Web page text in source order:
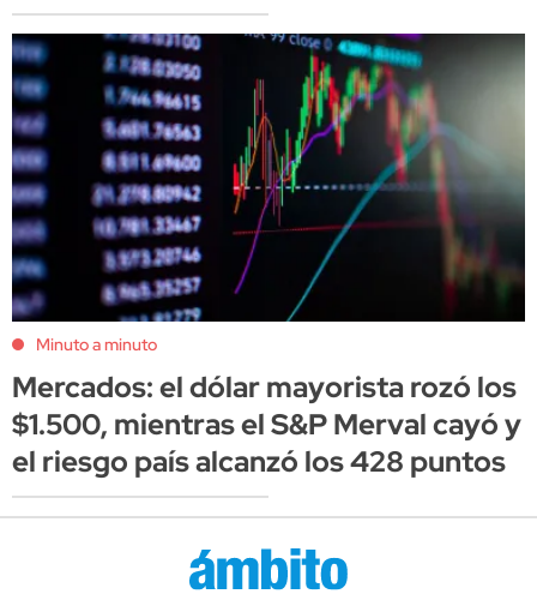
Minuto a minuto
Mercados: el dólar mayorista rozó los
$1.500, mientras el S&P Merval cayó y
el riesgo país alcanzó los 428 puntos